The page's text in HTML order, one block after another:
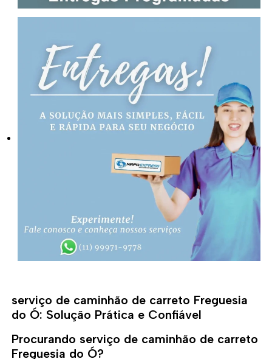
serviço de caminhão de carreto Freguesia
do Ó: Solução Prática e Confiável
Procurando serviço de caminhão de carreto
Freguesia do Ó?